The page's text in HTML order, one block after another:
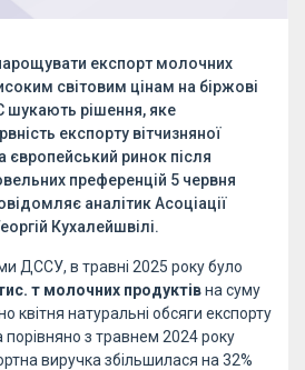
експорт молочних
світовим цінам на біржові
шукають рішення, яке
експорту вітчизняної
європейський ринок після
преференцій 5 червня
аналітик Асоціації
Кухалейшвілі.
ДССУ, в травні 2025 року було
т молочних продуктівна суму
квітня натуральні обсяги експорту
порівняно з травнем 2024 року
виручка збільшилася на 32%